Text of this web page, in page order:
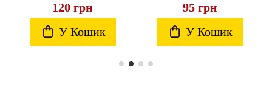
120 грн
У Кошик
95 грн
У Кошик